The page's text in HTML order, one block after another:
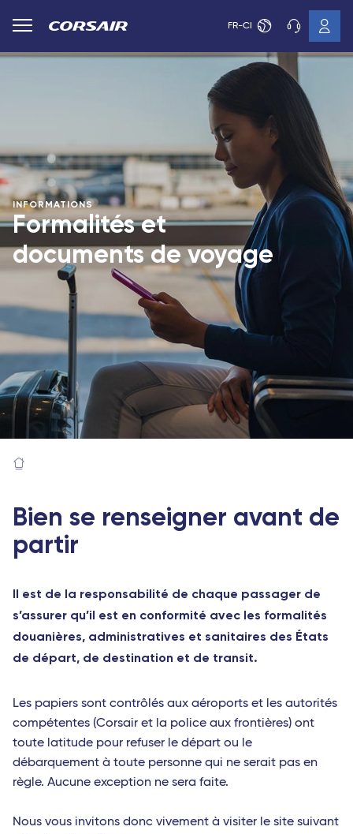
FR-CI
INFORMATIONS
Formalités et
documents de voyage
Bien se renseigner avant de
partir
Il est de la responsabilité de chaque passager de
s’assurer qu’il est en conformité avec les formalités
douanières, administratives et sanitaires des États
de départ, de destination et de transit.
Les papiers sont contrôlés aux aéroports et les autorités
compétentes (Corsair et la police aux frontières) ont
toute latitude pour refuser le départ ou le
débarquement à toute personne qui ne serait pas en
règle. Aucune exception ne sera faite.
Nous vous invitons donc vivement à visiter le site suivant